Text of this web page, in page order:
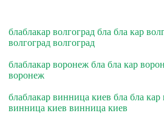
блаблакар волгоград бла бла кар
волгоград волгоград
блаблакар воронеж бла бла кар
воронеж
блаблакар винница киев бла бла
винница киев винница киев